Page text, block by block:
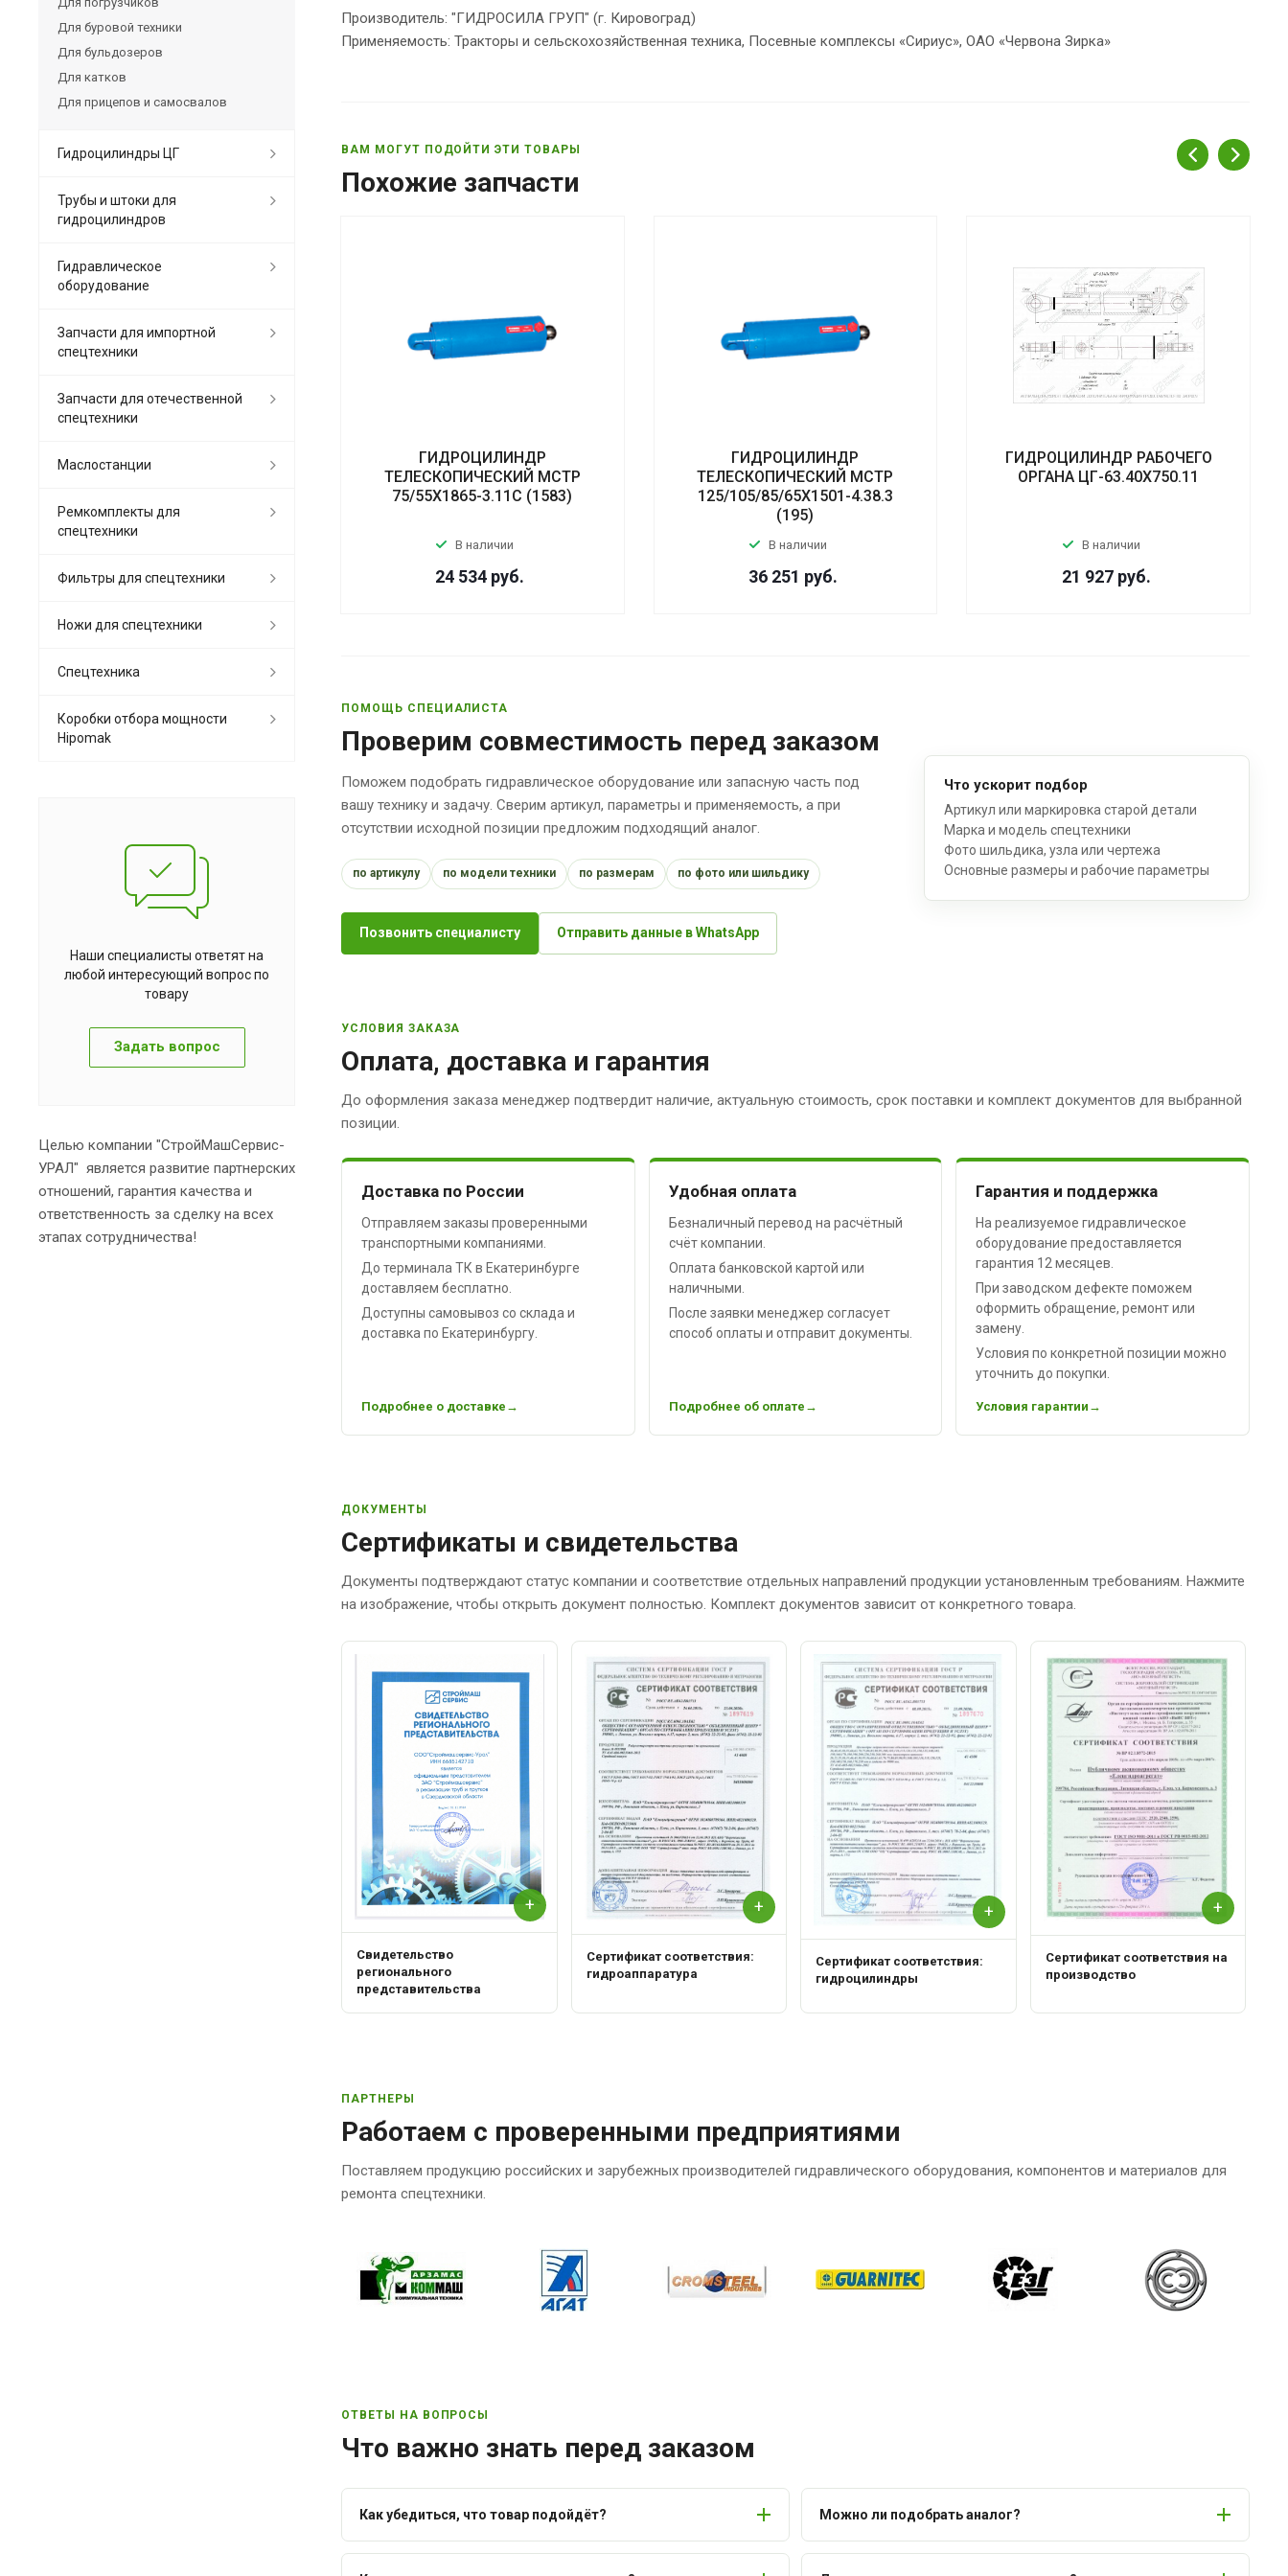
Производитель: "ГИДРОСИЛА ГРУП" (г. Кировоград)
Применяемость: Тракторы и сельскохозяйственная техника, Посевные комплексы «Сириус», ОАО «Червона Зирка»
ВАМ МОГУТ ПОДОЙТИ ЭТИ ТОВАРЫ
Похожие запчасти
ГИДРОЦИЛИНДР
ТЕЛЕСКОПИЧЕСКИЙ МСТР
75/55Х1865-3.11С (1583)
В наличии
24 534 руб.
ГИДРОЦИЛИНДР
ТЕЛЕСКОПИЧЕСКИЙ МСТР
125/105/85/65Х1501-4.38.3
(195)
В наличии
36 251 руб.
ГИДРОЦИЛИНДР РАБОЧЕГО
ОРГАНА ЦГ-63.40Х750.11
В наличии
21 927 руб.
ПОМОЩЬ СПЕЦИАЛИСТА
Проверим совместимость перед заказом
Поможем подобрать гидравлическое оборудование или запасную часть под
вашу технику и задачу. Сверим артикул, параметры и применяемость, а при
отсутствии исходной позиции предложим подходящий аналог.
по артикулу по модели техники по размерам по фото или шильдику
Позвонить специалисту Отправить данные в WhatsApp
Что ускорит подбор
Артикул или маркировка старой детали
Марка и модель спецтехники
Фото шильдика, узла или чертежа
Основные размеры и рабочие параметры
УСЛОВИЯ ЗАКАЗА
Оплата, доставка и гарантия
До оформления заказа менеджер подтвердит наличие, актуальную стоимость, срок поставки и комплект документов для выбранной
позиции.
Доставка по России
Отправляем заказы проверенными
транспортными компаниями.
До терминала ТК в Екатеринбурге
доставляем бесплатно.
Доступны самовывоз со склада и
доставка по Екатеринбургу.
Подробнее о доставке
Удобная оплата
Безналичный перевод на расчётный
счёт компании.
Оплата банковской картой или
наличными.
После заявки менеджер согласует
способ оплаты и отправит документы.
Подробнее об оплате
Гарантия и поддержка
На реализуемое гидравлическое
оборудование предоставляется
гарантия 12 месяцев.
При заводском дефекте поможем
оформить обращение, ремонт или
замену.
Условия по конкретной позиции можно
уточнить до покупки.
Условия гарантии
ДОКУМЕНТЫ
Сертификаты и свидетельства
Документы подтверждают статус компании и соответствие отдельных направлений продукции установленным требованиям. Нажмите
на изображение, чтобы открыть документ полностью. Комплект документов зависит от конкретного товара.
+
Свидетельство
регионального
представительства
+
Сертификат соответствия:
гидроаппаратура
+
Сертификат соответствия:
гидроцилиндры
+
Сертификат соответствия на
производство
ПАРТНЕРЫ
Работаем с проверенными предприятиями
Поставляем продукцию российских и зарубежных производителей гидравлического оборудования, компонентов и материалов для
ремонта спецтехники.
ОТВЕТЫ НА ВОПРОСЫ
Что важно знать перед заказом
Как убедиться, что товар подойдёт? Можно ли подобрать аналог?
Для буровой техники
Для бульдозеров
Для катков
Для прицепов и самосвалов
Гидроцилиндры ЦГ
Трубы и штоки для
гидроцилиндров
Гидравлическое
оборудование
Запчасти для импортной
спецтехники
Запчасти для отечественной
спецтехники
Маслостанции
Ремкомплекты для
спецтехники
Фильтры для спецтехники
Ножи для спецтехники
Спецтехника
Коробки отбора мощности
Hipomak
Наши специалисты ответят на
любой интересующий вопрос по
товару
Задать вопрос
Целью компании "СтройМашСервис-
УРАЛ" является развитие партнерских
отношений, гарантия качества и
ответственность за сделку на всех
этапах сотрудничества!